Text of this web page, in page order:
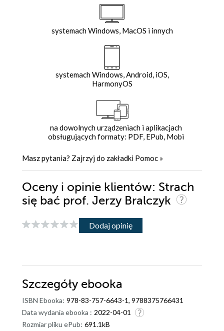
systemach Windows, MacOS i innych
systemach Windows, Android, iOS,
HarmonyOS
na dowolnych urządzeniach i aplikacjach
obsługujących formaty: PDF, EPub, Mobi
Masz pytania? Zajrzyj do zakładki Pomoc »
Oceny i opinie klientów: Strach
się bać prof. Jerzy Bralczyk
Dodaj opinię
Szczegóły ebooka
ISBN Ebooka: 978-83-757-6643-1, 9788375766431
Data wydania ebooka : 2022-04-01
Rozmiar pliku ePub: 691.1kB